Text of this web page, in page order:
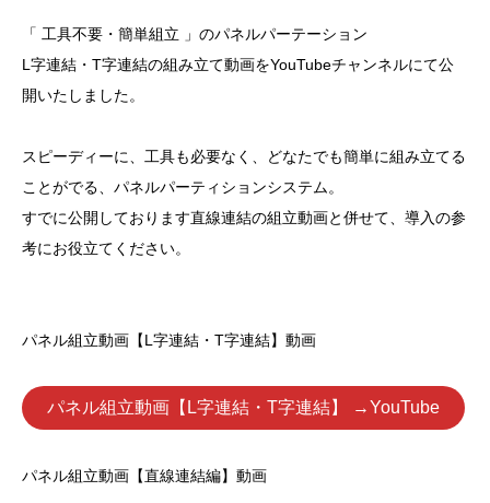
「 工具不要・簡単組立 」のパネルパーテーション
L字連結・T字連結の組み立て動画をYouTubeチャンネルにて公
開いたしました。
スピーディーに、工具も必要なく、どなたでも簡単に組み立てる
ことがでる、パネルパーティションシステム。
すでに公開しております直線連結の組立動画と併せて、導入の参
考にお役立てください。
パネル組立動画【L字連結・T字連結】動画
パネル組立動画【L字連結・T字連結】 →YouTube
パネル組立動画【直線連結編】動画